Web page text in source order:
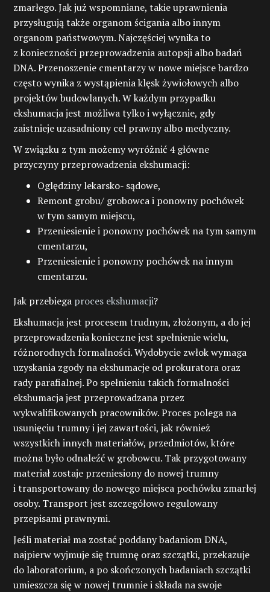
zmarłego. Jak już wspomniane, takie uprawnienia
przysługują także organom ścigania albo innym
organom państwowym. Najczęściej wynika to
z konieczności przeprowadzenia autopsji albo badań
DNA. Przenoszenie cmentarzy w nowe miejsce bardzo
często wynika z wystąpienia klęsk żywiołowych albo
projektów budowlanych. W każdym przypadku
ekshumacja jest możliwa tylko i wyłącznie, gdy
zaistnieje uzasadniony cel prawny albo medyczny.
W związku z tym możemy wyróżnić 4 główne
przyczyny przeprowadzenia ekshumacji:
Oględziny lekarsko- sądowe,
Remont grobu/ grobowca i ponowny pochówek
w tym samym miejscu,
Przeniesienie i ponowny pochówek na tym samym
cmentarzu,
Przeniesienie i ponowny pochówek na innym
cmentarzu.
Jak przebiega proces ekshumacji?
Ekshumacja jest procesem trudnym, złożonym, a do jej
przeprowadzenia konieczne jest spełnienie wielu,
różnorodnych formalności. Wydobycie zwłok wymaga
uzyskania zgody na ekshumacje od prokuratora oraz
rady parafialnej. Po spełnieniu takich formalności
ekshumacja jest przeprowadzana przez
wykwalifikowanych pracowników. Proces polega na
usunięciu trumny i jej zawartości, jak również
wszystkich innych materiałów, przedmiotów, które
można było odnaleźć w grobowcu. Tak przygotowany
materiał zostaje przeniesiony do nowej trumny
i transportowany do nowego miejsca pochówku zmarłej
osoby. Transport jest szczegółowo regulowany
przepisami prawnymi.
Jeśli materiał ma zostać poddany badaniom DNA,
najpierw wyjmuje się trumnę oraz szczątki, przekazuje
do laboratorium, a po skończonych badaniach szczątki
umieszcza się w nowej trumnie i składa na swoje